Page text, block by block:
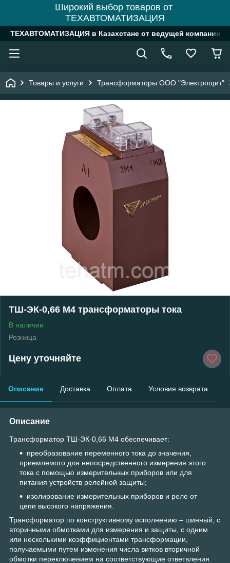
Широкий выбор товаров от
ТЕХАВТОМАТИЗАЦИЯ
ТЕХАВТОМАТИЗАЦИЯ в Казахстане от ведущей компании
Товары и услуги Трансформаторы ООО "Электрощит"
ТШ-ЭК-0,66 М4 трансформаторы тока
В наличии
Розница
Цену уточняйте
Описание Доставка Оплата Условия возврата
Описание
Трансформатор ТШ-ЭК-0,66 М4 обеспечивает:
преобразование переменного тока до значения,
приемлемого для непосредственного измерения этого
тока с помощью измерительных приборов или для
питания устройств релейной защиты;
изолирование измерительных приборов и реле от
цепи высокого напряжения.
Трансформатор по конструктивному исполнению – шинный, с
вторичными обмотками для измерения и защиты, с одним
или несколькими коэффициентами трансформации,
получаемыми путем изменения числа витков вторичной
обмотки переключением на соответствующие ответвления.